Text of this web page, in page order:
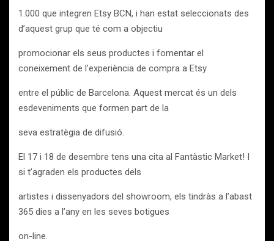
1.000 que integren Etsy BCN, i han estat seleccionats des
d’aquest grup que té com a objectiu
promocionar els seus productes i fomentar el
coneixement de l’experiència de compra a Etsy
entre el públic de Barcelona. Aquest mercat és un dels
esdeveniments que formen part de la
seva estratègia de difusió.
El 17 i 18 de desembre tens una cita al Fantàstic Market! I
si t’agraden els productes dels
artistes i dissenyadors del showroom, els tindràs a l’abast
365 dies a l’any en les seves botigues
on-line.